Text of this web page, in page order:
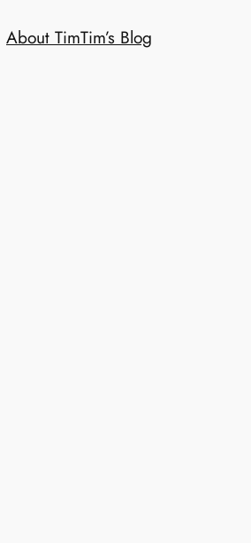
About TimTim’s Blog